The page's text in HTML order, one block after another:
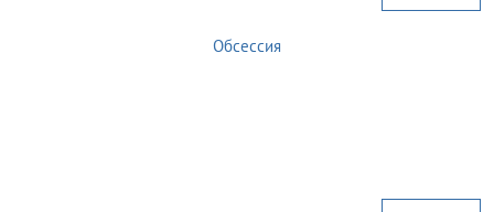
Обсессия